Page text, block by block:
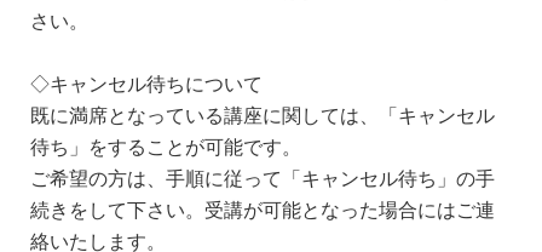
さい。
◇キャンセル待ちについて
既に満席となっている講座に関しては、「キャンセル
待ち」をすることが可能です。
ご希望の方は、手順に従って「キャンセル待ち」の手
続きをして下さい。受講が可能となった場合にはご連
絡いたします。